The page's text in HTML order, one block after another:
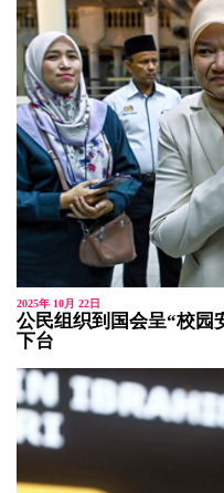
2025年 10月 22日
公民组织到国会呈“校园
下台